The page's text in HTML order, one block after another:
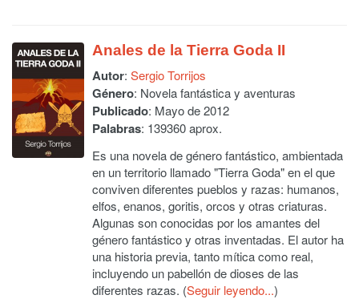
Anales de la Tierra Goda II
Autor: Sergio Torrijos
Género: Novela fantástica y aventuras
Publicado: Mayo de 2012
Palabras: 139360 aprox.
Es una novela de género fantástico, ambientada
en un territorio llamado "Tierra Goda" en el que
conviven diferentes pueblos y razas: humanos,
elfos, enanos, goritis, orcos y otras criaturas.
Algunas son conocidas por los amantes del
género fantástico y otras inventadas. El autor ha
una historia previa, tanto mítica como real,
incluyendo un pabellón de dioses de las
diferentes razas. (Seguir leyendo...)